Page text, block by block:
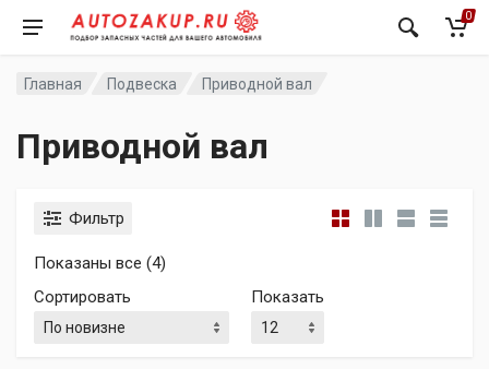
0
Главная Подвеска Приводной вал
Приводной вал
Фильтр
Показаны все (4)
Сортировать
Показать